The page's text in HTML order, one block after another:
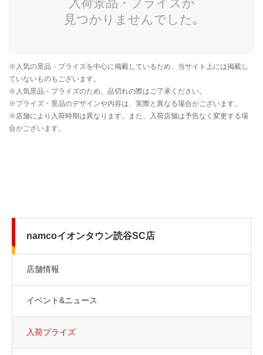
namcoイオンタウン読谷SC店
店舗情報
イベント&ニュース
入荷プライズ